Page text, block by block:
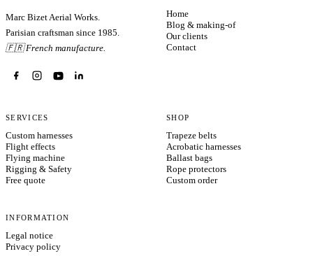
Marc Bizet Aerial Works.
Parisian craftsman since 1985.
🇫🇷 French manufacture.
Home
Blog & making-of
Our clients
Contact
SERVICES
Custom harnesses
Flight effects
Flying machine
Rigging & Safety
Free quote
SHOP
Trapeze belts
Acrobatic harnesses
Ballast bags
Rope protectors
Custom order
INFORMATION
Legal notice
Privacy policy